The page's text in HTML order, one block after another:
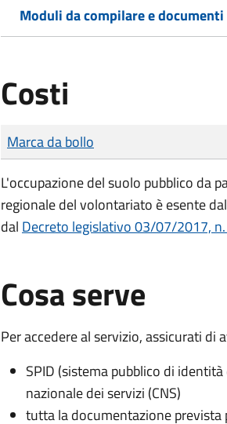
Moduli da compilare e
Costi
Tipo di pagamento
Importo
Marca da bollo
L'occupazione del suolo pubblico da
regionale del volontariato è esente
dal Decreto legislativo 03/07/2017,
Cosa serve
Per accedere al servizio, assicurati di
SPID (sistema pubblico di
nazionale dei servizi (CNS)
tutta la documentazione prevista